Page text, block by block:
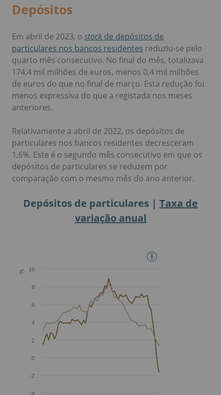
Depósitos
Em abril de 2023, o stock de depósitos de
particulares nos bancos residentes reduziu-se pelo
quarto mês consecutivo. No final do mês, totalizava
174,4 mil milhões de euros, menos 0,4 mil milhões
de euros do que no final de março. Esta redução foi
menos expressiva do que a registada nos meses
anteriores.
Relativamente a abril de 2022, os depósitos de
particulares nos bancos residentes decresceram
1,6%. Este é o segundo mês consecutivo em que os
depósitos de particulares se reduzem por
comparação com o mesmo mês do ano anterior.
Depósitos de particulares | Taxa de
variação anual